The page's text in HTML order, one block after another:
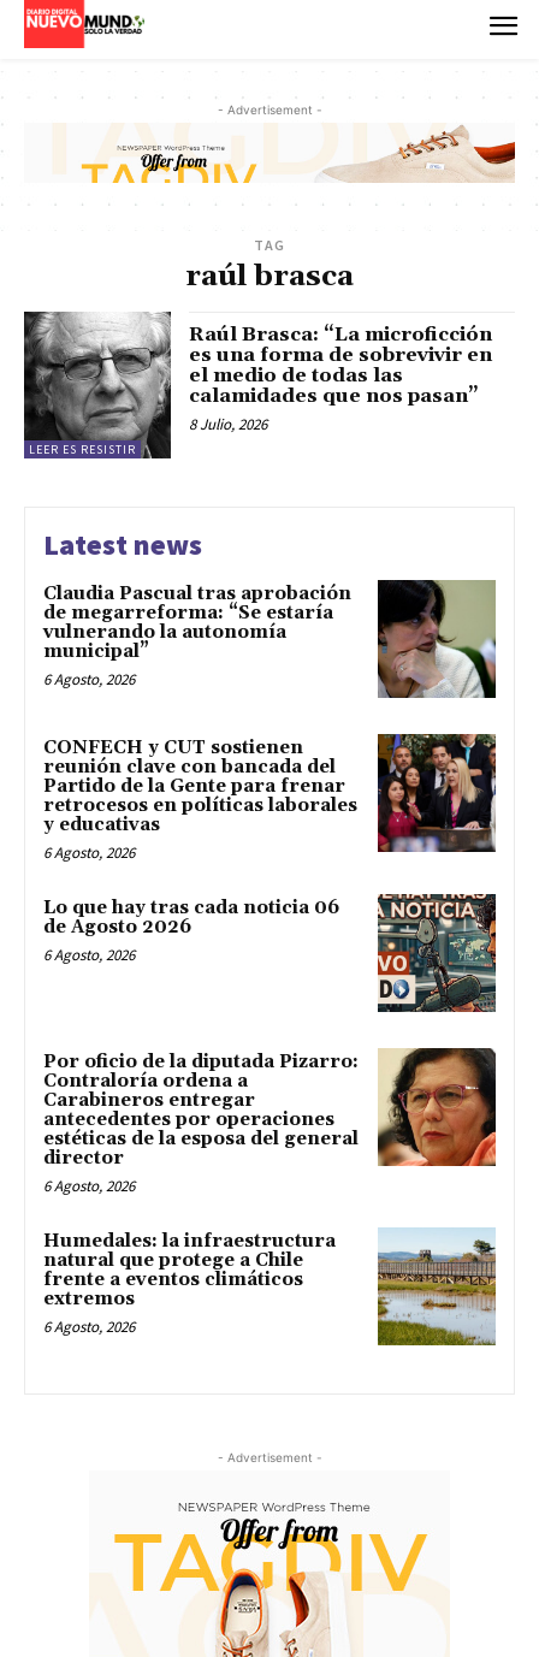
- Advertisement -
TAG
raúl brasca
LEER ES RESISTIR
Raúl Brasca: “La microficción
es una forma de sobrevivir en
el medio de todas las
calamidades que nos pasan”
8 Julio, 2026
Latest news
Claudia Pascual tras aprobación
de megarreforma: “Se estaría
vulnerando la autonomía
municipal”
6 Agosto, 2026
CONFECH y CUT sostienen
reunión clave con bancada del
Partido de la Gente para frenar
retrocesos en políticas laborales
y educativas
6 Agosto, 2026
Lo que hay tras cada noticia 06
de Agosto 2026
6 Agosto, 2026
Por oficio de la diputada Pizarro:
Contraloría ordena a
Carabineros entregar
antecedentes por operaciones
estéticas de la esposa del general
director
6 Agosto, 2026
Humedales: la infraestructura
natural que protege a Chile
frente a eventos climáticos
extremos
6 Agosto, 2026
- Advertisement -